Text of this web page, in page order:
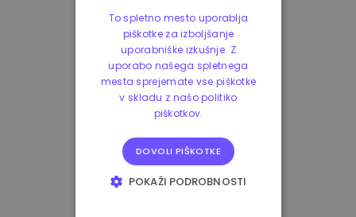
To spletno mesto uporablja
piškotke za izboljšanje
uporabniške izkušnje. Z
uporabo našega spletnega
mesta sprejemate vse piškotke
v skladu z našo politiko
piškotkov.
DOVOLI PIŠKOTKE
POKAŽI PODROBNOSTI